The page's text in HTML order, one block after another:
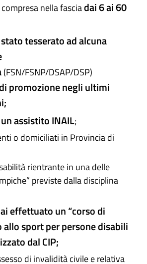
nella fasciadai 6 ai 60
tesserato ad alcuna
(FSN/FSNP/DSAP/DSP)
promozione negli ultimi
assistito INAIL;
o domiciliati in Provincia di
rientrante in una delle
previste dalla disciplina
effettuato un “corso di
sport per persone disabili
dal CIP;
di invalidità civile e relativa